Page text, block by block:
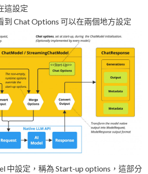
這設定
到 Chat Options 可以在兩個地方設定
中設定，稱為 Start-up options，這部分